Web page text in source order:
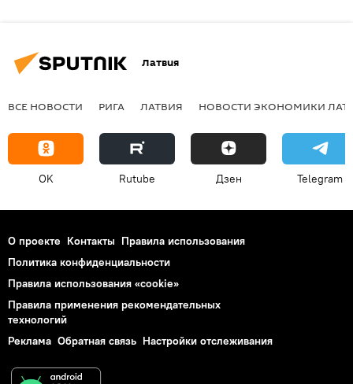
Латвия
ВСЕ НОВОСТИ РИГА ЛАТВИЯ НОВОСТИ ЭКОНОМИКИ
OK Rutube Дзен Telegram
О проекте Контакты Правила использования
Политика конфиденциальности
Правила использования «cookie»
Правила применения рекомендательных
технологий
Реклама Обратная связь Настройки отслеживания